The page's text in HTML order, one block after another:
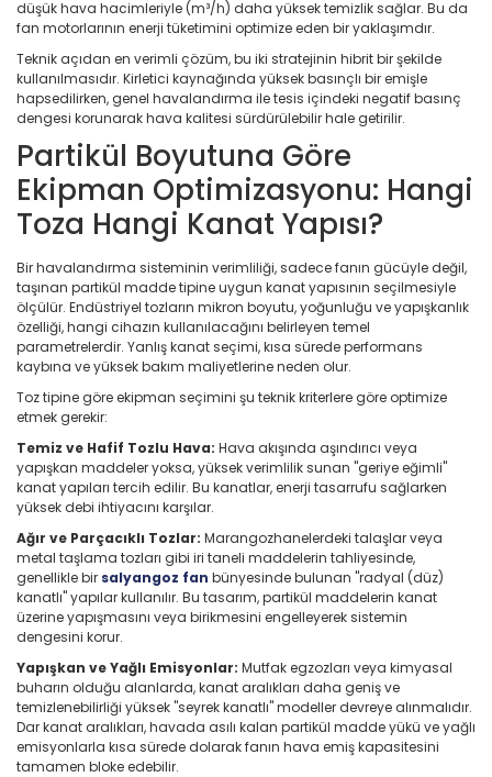
düşük hava hacimleriyle (m³/h) daha yüksek temizlik sağlar. Bu da
fan motorlarının enerji tüketimini optimize eden bir yaklaşımdır.
Teknik açıdan en verimli çözüm, bu iki stratejinin hibrit bir şekilde
kullanılmasıdır. Kirletici kaynağında yüksek basınçlı bir emişle
hapsedilirken, genel havalandırma ile tesis içindeki negatif basınç
dengesi korunarak hava kalitesi sürdürülebilir hale getirilir.
Partikül Boyutuna Göre
Ekipman Optimizasyonu: Hangi
Toza Hangi Kanat Yapısı?
Bir havalandırma sisteminin verimliliği, sadece fanın gücüyle değil,
taşınan partikül madde tipine uygun kanat yapısının seçilmesiyle
ölçülür. Endüstriyel tozların mikron boyutu, yoğunluğu ve yapışkanlık
özelliği, hangi cihazın kullanılacağını belirleyen temel
parametrelerdir. Yanlış kanat seçimi, kısa sürede performans
kaybına ve yüksek bakım maliyetlerine neden olur.
Toz tipine göre ekipman seçimini şu teknik kriterlere göre optimize
etmek gerekir:
Temiz ve Hafif Tozlu Hava: Hava akışında aşındırıcı veya
yapışkan maddeler yoksa, yüksek verimlilik sunan "geriye eğimli"
kanat yapıları tercih edilir. Bu kanatlar, enerji tasarrufu sağlarken
yüksek debi ihtiyacını karşılar.
Ağır ve Parçacıklı Tozlar: Marangozhanelerdeki talaşlar veya
metal taşlama tozları gibi iri taneli maddelerin tahliyesinde,
genellikle bir salyangoz fan bünyesinde bulunan "radyal (düz)
kanatlı" yapılar kullanılır. Bu tasarım, partikül maddelerin kanat
üzerine yapışmasını veya birikmesini engelleyerek sistemin
dengesini korur.
Yapışkan ve Yağlı Emisyonlar: Mutfak egzozları veya kimyasal
buharın olduğu alanlarda, kanat aralıkları daha geniş ve
temizlenebilirliği yüksek "seyrek kanatlı" modeller devreye alınmalıdır.
Dar kanat aralıkları, havada asılı kalan partikül madde yükü ve yağlı
emisyonlarla kısa sürede dolarak fanın hava emiş kapasitesini
tamamen bloke edebilir.